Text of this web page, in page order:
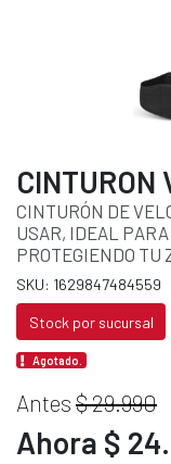
CINTURON
CINTURÓN DE
USAR, IDEAL
PROTEGIENDO TU
SKU: 1629847484559
Stock por sucursal
Agotado.
Antes $ 29.990
Ahora $